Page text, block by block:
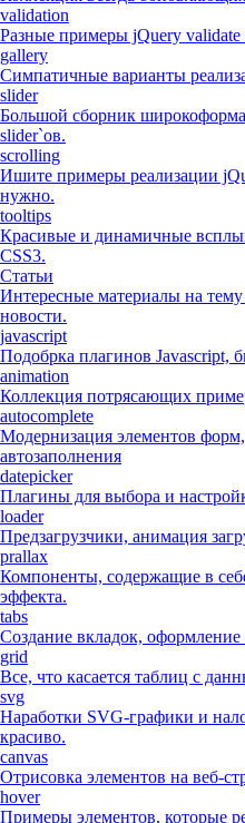
validation
Разные примеры jQuery validate
gallery
Симпатичные варианты
slider
Большой сборник
slider`ов.
scrolling
Ишите примеры реализации
нужно.
tooltips
Красивые и динамичные
CSS3.
Статьи
Интересные материалы на тему
новости.
javascript
Подобрка плагинов Javascript,
animation
Коллекция потрясающих
autocomplete
Модернизация элементов форм,
автозаполнения
datepicker
Плагины для выбора и
loader
Предзагрузчики, анимация
prallax
Компоненты, содержащие в
эффекта.
tabs
Создание вкладок,
grid
Все, что касается таблиц с
svg
Наработки SVG-графики и
красиво.
canvas
Отрисовка элементов на веб-
hover
Примеры элементов, которые